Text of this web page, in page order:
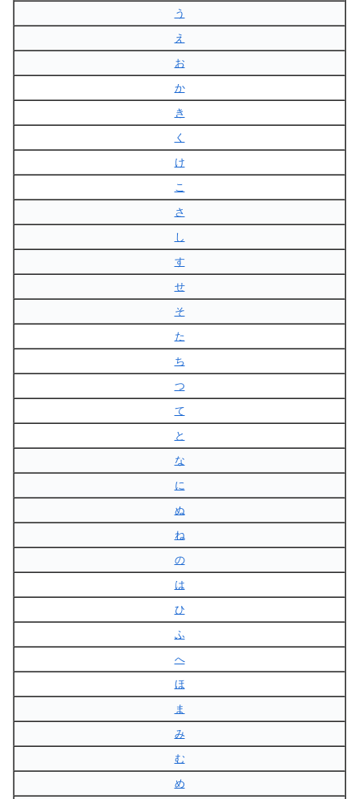
う
え
お
か
き
く
け
こ
さ
し
す
せ
そ
た
ち
つ
て
と
な
に
ぬ
ね
の
は
ひ
ふ
へ
ほ
ま
み
む
め